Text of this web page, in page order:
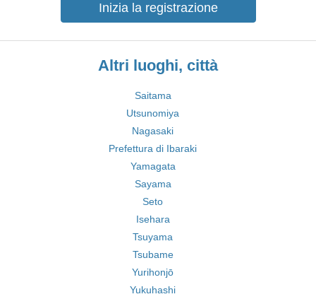
Inizia la registrazione
Altri luoghi, città
Saitama
Utsunomiya
Nagasaki
Prefettura di Ibaraki
Yamagata
Sayama
Seto
Isehara
Tsuyama
Tsubame
Yurihonjō
Yukuhashi